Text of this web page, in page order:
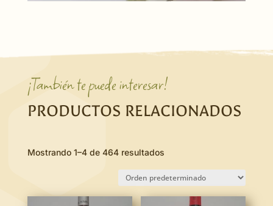
¡También te puede interesar!
PRODUCTOS RELACIONADOS
Mostrando 1–4 de 464 resultados